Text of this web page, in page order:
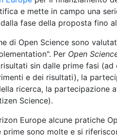
e mette in campo una
fase della proposta fino
di Open Science sono
Per Open
sin dalle prime fasi
e dei risultati), la
ricerca, la partecipazione
Science).
Europe alcune pratiche
sono molte e si